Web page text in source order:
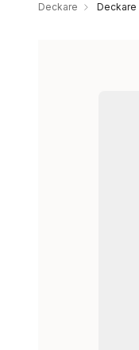
Deckare Deckare